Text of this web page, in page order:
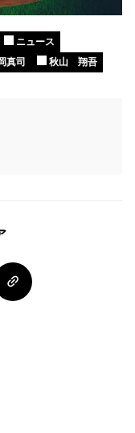
ニュース
真司 秋山 翔吾